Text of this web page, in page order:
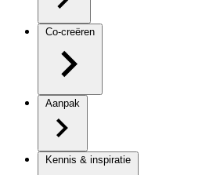
Co-creëren
Aanpak
Kennis & inspiratie